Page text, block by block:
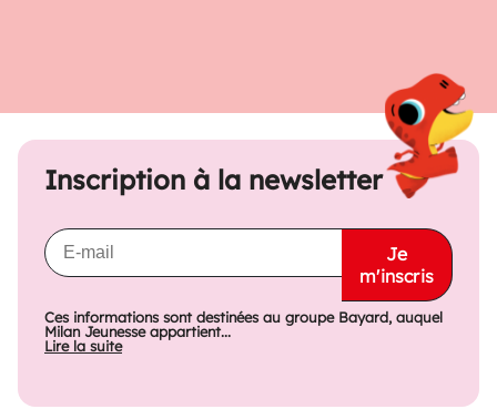
Inscription à la newsletter
Je
m'inscris
Ces informations sont destinées au groupe Bayard, auquel
Milan Jeunesse appartient...
Lire la suite